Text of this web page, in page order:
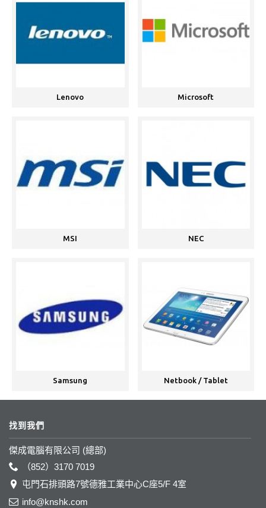
Lenovo Microsoft
MSI NEC
Samsung Netbook / Tablet
找到我們
傑成電腦有限公司 (總部)
（852）3170 7019
屯門石排頭路7號德雅工業中心C座5/F 4室
info@knshk.com